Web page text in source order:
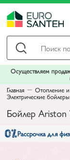
Осуществляем
Главная
Отопление и
Электрические бойлеры
Бойлер
Рассрочка для